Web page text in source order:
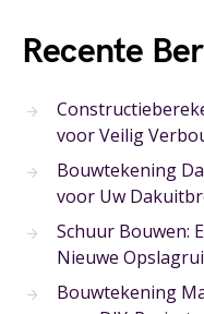
Recente
voor Veilig
Bouwtekening
voor Uw
Schuur Bouwen:
Nieuwe
Bouwtekening